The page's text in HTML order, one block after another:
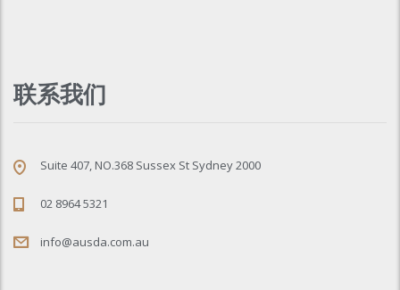
联系我们
Suite 407, NO.368 Sussex St Sydney 2000
02 8964 5321
info@ausda.com.au